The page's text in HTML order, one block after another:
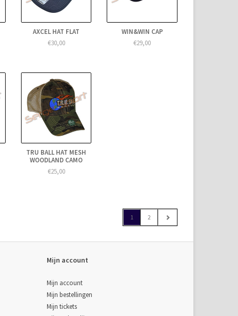
AXCEL HAT FLAT
€30,00
WIN&WIN CAP
€29,00
TRU BALL HAT MESH
WOODLAND CAMO
€25,00
1 2
Mijn account
Mijn account
Mijn bestellingen
Mijn tickets